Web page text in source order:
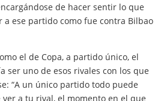
de hacer sentir lo que
a ese partido como fue contra Bilbao
el de Copa, a partido único, el
ser uno de esos rivales con los que
“A un único partido todo puede
a tu rival, el momento en el que